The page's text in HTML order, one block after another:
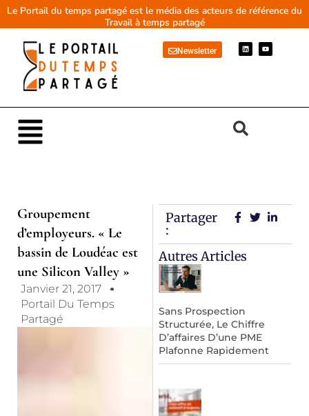
AllerLe Portail du temps partagé est le média des acteurs de référence du
Travail à temps partagé
Newsletter
L
i
n
Y
o
u
Main
Menu
Groupement
d’employeurs. « Le
bassin de Loudéac est
une Silicon Valley »
Janvier 21, 2017
Portail Du Temps
Partagé
Partager
:
Autres Articles
Sans Prospection
Structurée, Le Chiffre
D’affaires D’une PME
Plafonne Rapidement